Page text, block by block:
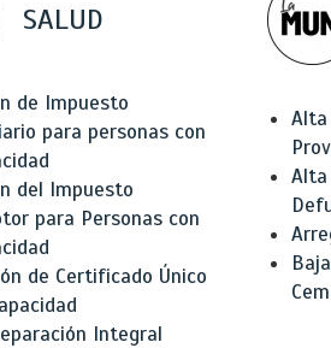
SALUD
de Impuesto
para personas con
del Impuesto
para Personas con
de Certificado Único
Integral
Alta
Alta